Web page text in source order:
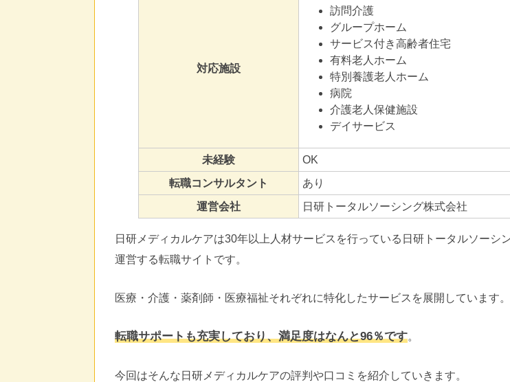
対応施設
訪問介護
グループホーム
サービス付き高齢者住宅
有料老人ホーム
特別養護老人ホーム
病院
介護老人保健施設
デイサービス
未経験
OK
転職コンサルタント
あり
運営会社
日研トータルソーシング株式会社
日研メディカルケアは30年以上人材サービスを行っている日研トータルソーシ
運営する転職サイトです。
医療・介護・薬剤師・医療福祉それぞれに特化したサービスを展開しています。
転職サポートも充実しており、満足度はなんと96％です。
今回はそんな日研メディカルケアの評判や口コミを紹介していきます。